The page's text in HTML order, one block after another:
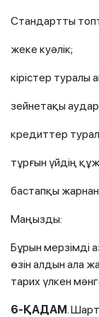
Стандартты
жеке куәлік;
кірістер туралы
зейнетақы
кредиттер
тұрғын үйдің
бастапқы
Маңызды:
Бұрын мерзімді
өзін алдын ала
тарих үлкен
6-ҚАДАМ .